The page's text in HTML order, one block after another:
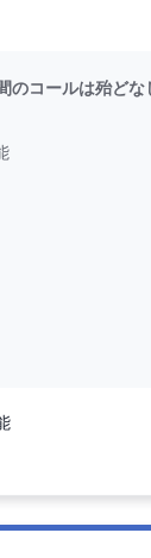
のコールは殆どな